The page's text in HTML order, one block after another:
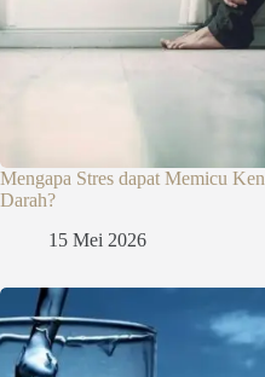
Mengapa Stres dapat Memicu
Darah?
15 Mei 2026